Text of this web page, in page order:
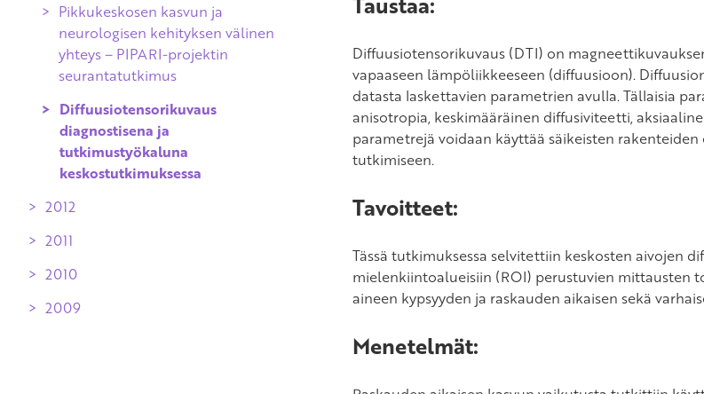
PIPARI-tutkimus
syntyneiden lasten kehitys,
käyttäytyminen ja elämänlaatu
Pikkukeskosen kasvun ja
neurologisen kehityksen välinen
yhteys – PIPARI-projektin
seurantatutkimus
Diffuusiotensorikuvaus
diagnostisena ja
tutkimustyökaluna
keskostutkimuksessa
2012
Hyvin pienipainoisena syntyneiden
varhaislapsuudesta kouluikään
2011
Aivokuvantamisessa todettujen
kehitykselle
2010
Pikkukeskosen vaurioherkät aivot –
2009
Diffuusiotensorikuvaus (DTI) on
vapaaseen lämpöliikkeeseen (diffuusioon).
datasta laskettavien parametrien avulla. Tällaisia
anisotropia, keskimääräinen diffusiviteetti,
parametrejä voidaan käyttää säikeisten
tutkimiseen.
Tavoitteet:
Tässä tutkimuksessa selvitettiin keskosten aivojen
mielenkiintoalueisiin (ROI) perustuvien mittausten
aineen kypsyyden ja raskauden aikaisen sekä
Menetelmät: